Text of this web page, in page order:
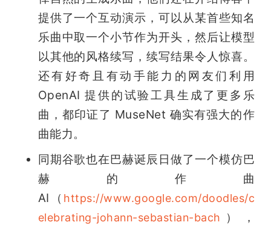
提供了一个互动演示，可以从某首些知名
乐曲中取一个小节作为开头，然后让模型
以其他的风格续写，续写结果令人惊喜。
还有好奇且有动手能力的网友们利用
OpenAI 提供的试验工具生成了更多乐
曲，都印证了 MuseNet 确实有强大的作
曲能力。
同期谷歌也在巴赫诞辰日做了一个模仿巴
赫的作曲
AI（ https://www.google.com/doodles/c
elebrating-johann-sebastian-bach
），